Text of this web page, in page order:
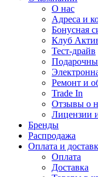
О нас
Адреса и
Бонусная
Клуб
Тест-драйв
Ремонт и
Trade In
Отзывы о
Лицензии
Бренды
Распродажа
Оплата и
Оплата
Доставка